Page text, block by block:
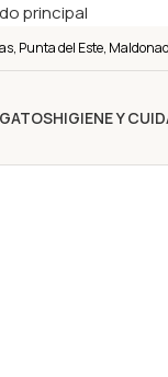
principal
Punta del Este,
GATOSHIGIENE Y